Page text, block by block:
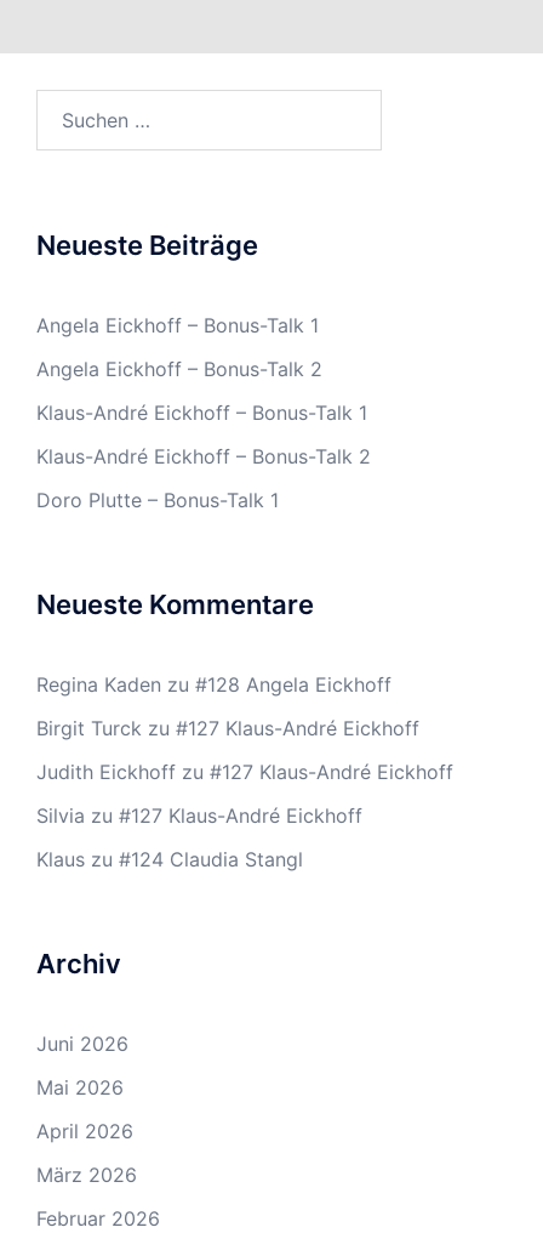
Neueste Beiträge
Angela Eickhoff – Bonus-Talk 1
Angela Eickhoff – Bonus-Talk 2
Klaus-André Eickhoff – Bonus-Talk 1
Klaus-André Eickhoff – Bonus-Talk 2
Doro Plutte – Bonus-Talk 1
Neueste Kommentare
Regina Kaden zu #128 Angela Eickhoff
Birgit Turck zu #127 Klaus-André Eickhoff
Judith Eickhoff zu #127 Klaus-André Eickhoff
Silvia zu #127 Klaus-André Eickhoff
Klaus zu #124 Claudia Stangl
Archiv
Juni 2026
Mai 2026
April 2026
März 2026
Februar 2026